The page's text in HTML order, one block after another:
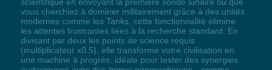
vous cherchiez à dominer militairement grâce à des unités
modernes comme les Tanks, cette fonctionnalité élimine
les attentes frustrantes liées à la recherche standard. En
divisant par deux les points de science requis
(multiplicateur x0.5), elle transforme votre civilisation en
une machine à progrès, idéale pour tester des synergies